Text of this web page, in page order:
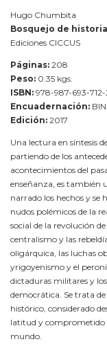
Hugo Chumbita
Bosquejo de
Ediciones CICCUS
Páginas: 208
Peso: 0.35 kgs.
ISBN: 978-987-693-
Encuadernación:
Edición: 2017
Una lectura en síntesis
partiendo de los
acontecimientos del
enseñanza, es también
narrado los hechos y se
nudos polémicos de la
social de la revolución
centralismo y las
oligárquica, las luchas
yrigoyenismo y el
dictaduras militares y
democrática. Se trata de
histórico, considerado
latitud y comprometido
mundo.